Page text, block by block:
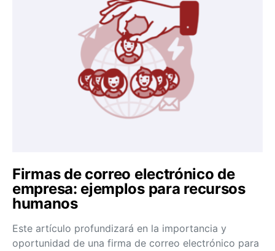
Firmas de correo electrónico de
empresa: ejemplos para recursos
humanos
Este artículo profundizará en la importancia y
oportunidad de una firma de correo electrónico para